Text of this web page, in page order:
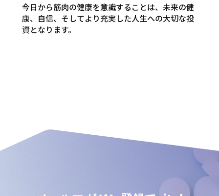
今日から筋肉の健康を意識することは、未来の健
康、自信、そしてより充実した人生への大切な投
資となります。